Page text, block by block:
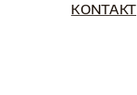
KONTAKT